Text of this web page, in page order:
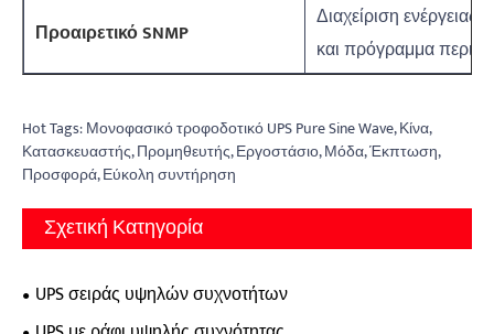
Προαιρετικό SNMP
Διαχείριση ενέργειας
και πρόγραμμα
Hot Tags: Μονοφασικό τροφοδοτικό UPS Pure Sine Wave, Κίνα,
Κατασκευαστής, Προμηθευτής, Εργοστάσιο, Μόδα, Έκπτωση,
Προσφορά, Εύκολη συντήρηση
Σχετική Κατηγορία
UPS σειράς υψηλών συχνοτήτων